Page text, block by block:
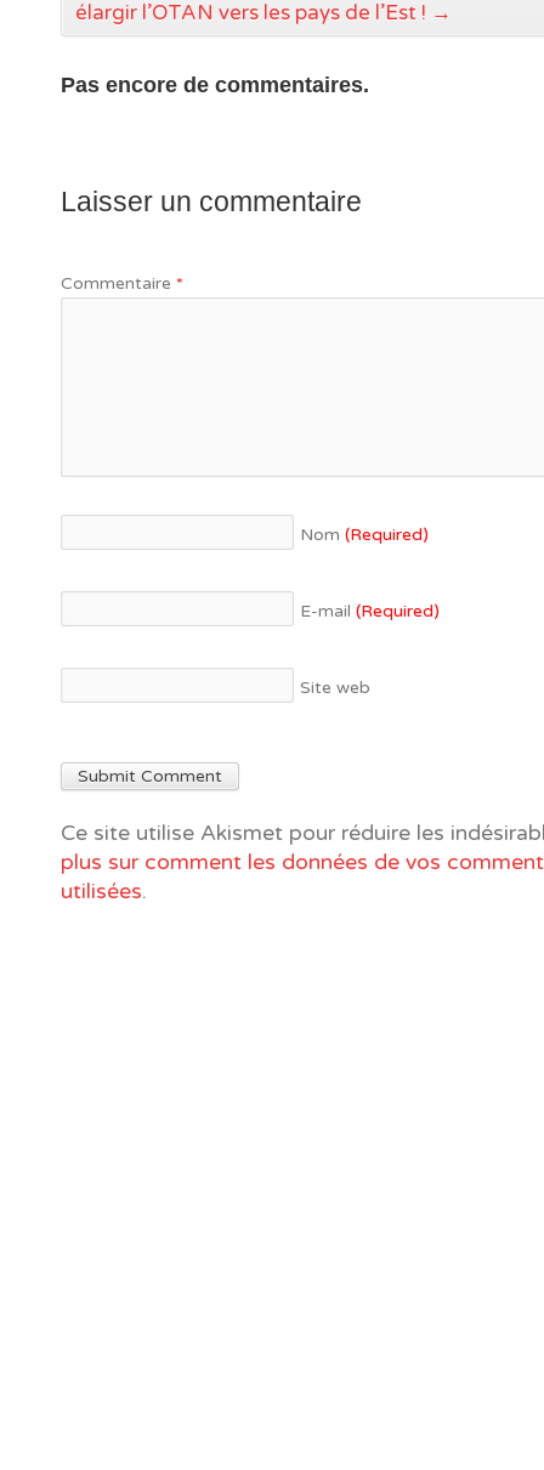
élargir l’OTAN vers les pays de l’Est ! →
Pas encore de commentaires.
Laisser un commentaire
Commentaire *
Nom (Required)
E-mail (Required)
Site web
Ce site utilise Akismet pour réduire les
plus sur comment les données de vos
utilisées.